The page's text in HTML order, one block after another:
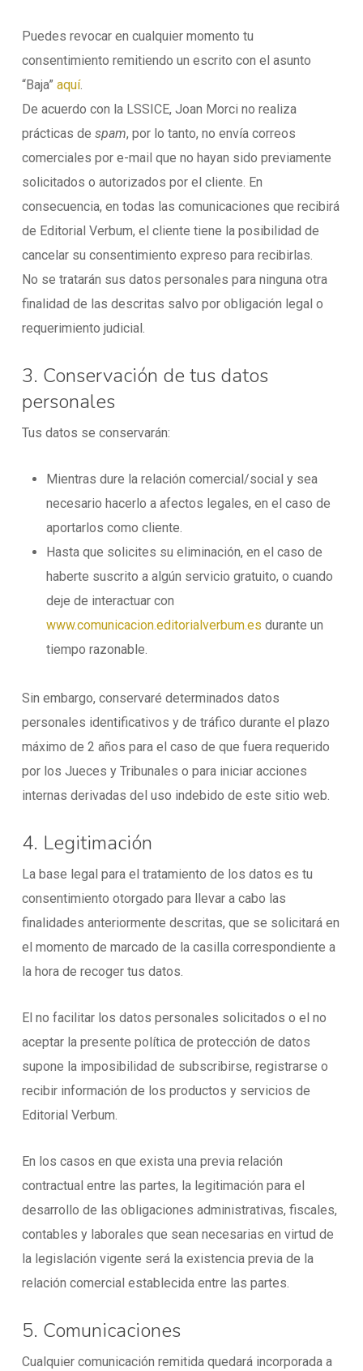
Puedes revocar en cualquier momento tu
consentimiento remitiendo un escrito con el asunto
“Baja” aquí.
De acuerdo con la LSSICE, Joan Morci no realiza
prácticas de spam, por lo tanto, no envía correos
comerciales por e-mail que no hayan sido previamente
solicitados o autorizados por el cliente. En
consecuencia, en todas las comunicaciones que recibirá
de Editorial Verbum, el cliente tiene la posibilidad de
cancelar su consentimiento expreso para recibirlas.
No se tratarán sus datos personales para ninguna otra
finalidad de las descritas salvo por obligación legal o
requerimiento judicial.
3. Conservación de tus datos
personales
Tus datos se conservarán:
Mientras dure la relación comercial/social y sea
necesario hacerlo a afectos legales, en el caso de
aportarlos como cliente.
Hasta que solicites su eliminación, en el caso de
haberte suscrito a algún servicio gratuito, o cuando
deje de interactuar con
www.comunicacion.editorialverbum.es durante un
tiempo razonable.
Sin embargo, conservaré determinados datos
personales identificativos y de tráfico durante el plazo
máximo de 2 años para el caso de que fuera requerido
por los Jueces y Tribunales o para iniciar acciones
internas derivadas del uso indebido de este sitio web.
4. Legitimación
La base legal para el tratamiento de los datos es tu
consentimiento otorgado para llevar a cabo las
finalidades anteriormente descritas, que se solicitará en
el momento de marcado de la casilla correspondiente a
la hora de recoger tus datos.
El no facilitar los datos personales solicitados o el no
aceptar la presente política de protección de datos
supone la imposibilidad de subscribirse, registrarse o
recibir información de los productos y servicios de
Editorial Verbum.
En los casos en que exista una previa relación
contractual entre las partes, la legitimación para el
desarrollo de las obligaciones administrativas, fiscales,
contables y laborales que sean necesarias en virtud de
la legislación vigente será la existencia previa de la
relación comercial establecida entre las partes.
5. Comunicaciones
Cualquier comunicación remitida quedará incorporada a